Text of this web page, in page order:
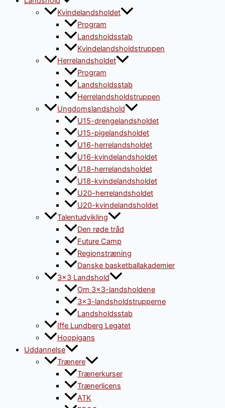
Kvindelandsholdet
Program
Landsholdsstab
Kvindelandsholdstruppen
Herrelandsholdet
Program
Landsholdsstab
Herrelandsholdstruppen
Ungdomslandshold
U15-drengelandsholdet
U15-pigelandsholdet
U16-herrelandsholdet
U16-kvindelandsholdet
U18-herrelandsholdet
U18-kvindelandsholdet
U20-herrelandsholdet
U20-kvindelandsholdet
Talentudvikling
Den røde tråd
Future Camp
Regionstræning
Danske basketballakademier
3×3 Landshold
Om 3×3-landsholdene
3×3-landsholdstrupperne
Landsholdsstab
Iffe Lundberg Legatet
Hoopigans
Uddannelse
Trænere
Trænerkurser
Trænerlicens
ATK